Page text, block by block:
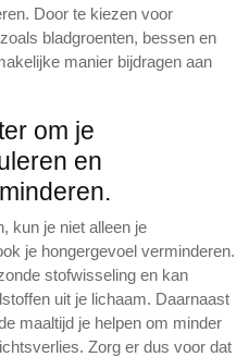
Door te kiezen voor
bladgroenten, bessen en
manier bijdragen aan
om je
en
kun je niet alleen je
je hongergevoel verminderen.
stofwisseling en kan
uit je lichaam. Daarnaast
maaltijd je helpen om minder
Zorg er dus voor dat